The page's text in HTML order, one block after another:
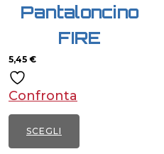
Pantaloncino
FIRE
5,45 €
Confronta
SCEGLI